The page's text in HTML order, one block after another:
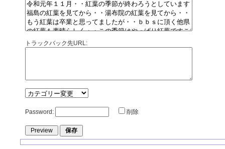
トラックバック先URL:
Password: 削除